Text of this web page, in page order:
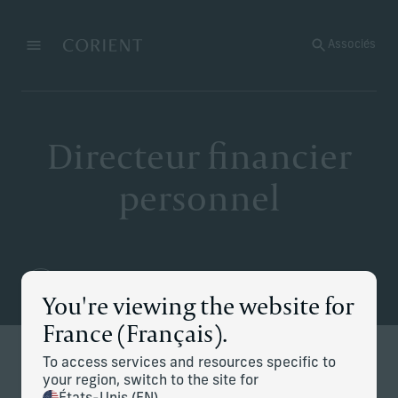
MenuRetour à la page d’accueil
You're viewing the website for
France (Français).
To access services and resources specific to
your region, switch to the site for
Associés
Directeur financier
personnel
Services de directeur financier